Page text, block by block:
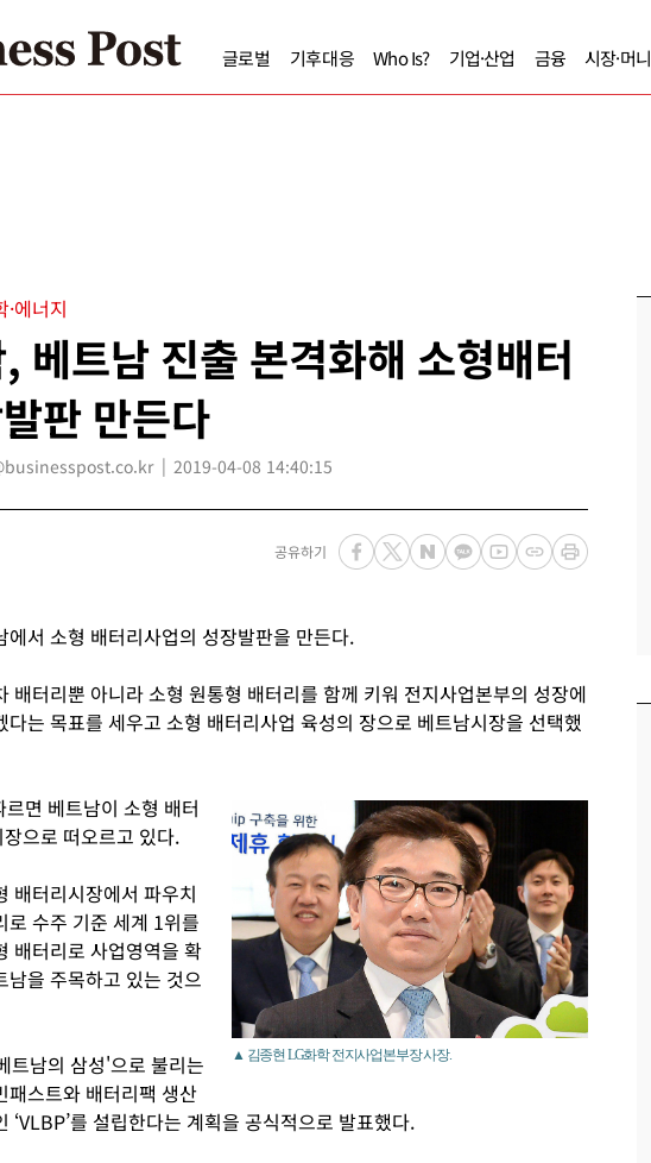
글로벌 기후대응 Who Is? 기업·산업 금융 시장·머니
·에너지
베트남 진출 본격화해 소형배터
판 만든다
2019-04-08 14:40:15
공유하기
에서 소형 배터리사업의 성장발판을 만든다.
배터리뿐 아니라 소형 원통형 배터리를 함께 키워 전지사업본부의 성장에
다는 목표를 세우고 소형 배터리사업 육성의 장으로 베트남시장을 선택했
▲ 김종현 LG화학 전지사업본부장 사장.
면 베트남이 소형 배터
으로 떠오르고 있다.
배터리시장에서 파우치
로 수주 기준 세계 1위를
배터리로 사업영역을 확
남을 주목하고 있는 것으
트남의 삼성'으로 불리는
패스트와 배터리팩 생산
‘VLBP’를 설립한다는 계획을 공식적으로 발표했다.